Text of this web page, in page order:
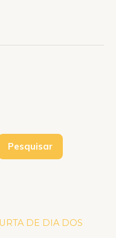
Pesquisar
DE DIA DOS